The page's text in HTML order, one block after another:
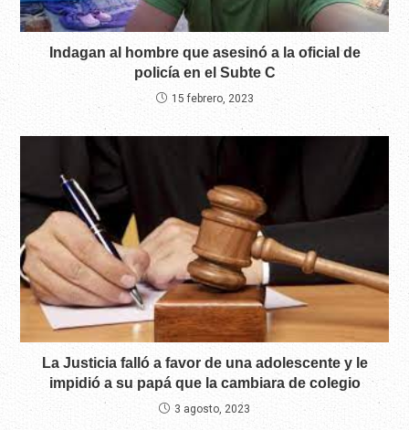
Indagan al hombre que asesinó a la oficial de
policía en el Subte C
15 febrero, 2023
La Justicia falló a favor de una adolescente y le
impidió a su papá que la cambiara de colegio
3 agosto, 2023